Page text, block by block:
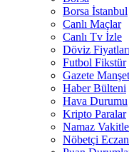
Borsa İstanbul
Canlı Maçlar
Canlı Tv İzle
Döviz Fiyatları
Futbol Fikstür
Gazete
Haber Bülteni
Hava Durumu
Kripto Paralar
Namaz
Nöbetçi